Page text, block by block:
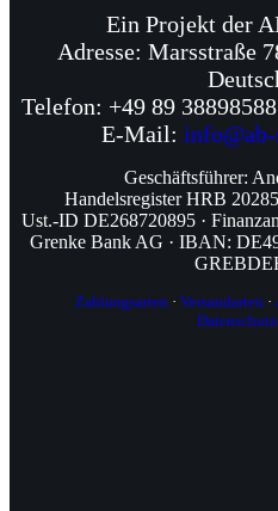
Ein Projekt der
Adresse: Marsstraße
Telefon: +49 89
E-Mail:
Geschäftsführer:
Handelsregister HRB
Ust.-ID DE268720895 ·
Grenke Bank AG · IBAN:
Zahlungsarten · Versandarten ·